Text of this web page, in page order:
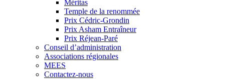
Méritas
Temple de la renommée
Prix Cédric-Grondin
Prix Asham Entraîneur
Prix Réjean-Paré
Conseil d’administration
Associations régionales
MEES
Contactez-nous